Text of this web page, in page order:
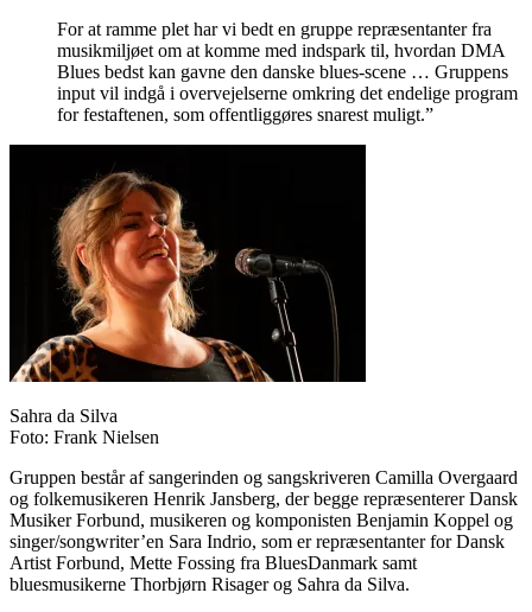
For at ramme plet har vi bedt en gruppe repræsentanter fra
musikmiljøet om at komme med indspark til, hvordan DMA
Blues bedst kan gavne den danske blues-scene … Gruppens
input vil indgå i overvejelserne omkring det endelige program
for festaftenen, som offentliggøres snarest muligt.”
Sahra da Silva
Foto: Frank Nielsen
Gruppen består af sangerinden og sangskriveren Camilla Overgaard
og folkemusikeren Henrik Jansberg, der begge repræsenterer Dansk
Musiker Forbund, musikeren og komponisten Benjamin Koppel og
singer/songwriter’en Sara Indrio, som er repræsentanter for Dansk
Artist Forbund, Mette Fossing fra BluesDanmark samt
bluesmusikerne Thorbjørn Risager og Sahra da Silva.